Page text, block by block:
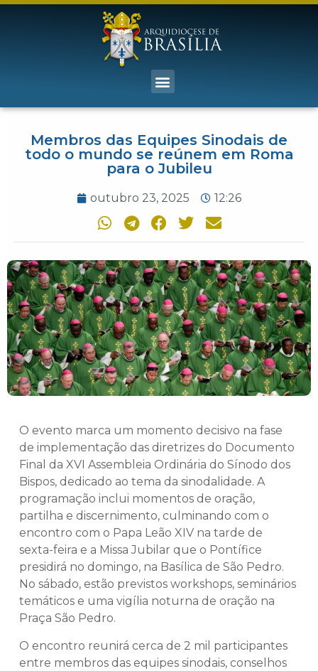
Membros das Equipes Sinodais de
todo o mundo se reúnem em Roma
para o Jubileu
outubro 23, 2025 12:26
O evento marca um momento decisivo na fase
de implementação das diretrizes do Documento
Final da XVI Assembleia Ordinária do Sínodo dos
Bispos, dedicado ao tema da sinodalidade. A
programação inclui momentos de oração,
partilha e discernimento, culminando com o
encontro com o Papa Leão XIV na tarde de
sexta-feira e a Missa Jubilar que o Pontífice
presidirá no domingo, na Basílica de São Pedro.
No sábado, estão previstos workshops, seminários
temáticos e uma vigília noturna de oração na
Praça São Pedro.
O encontro reunirá cerca de 2 mil participantes
entre membros das equipes sinodais, conselhos